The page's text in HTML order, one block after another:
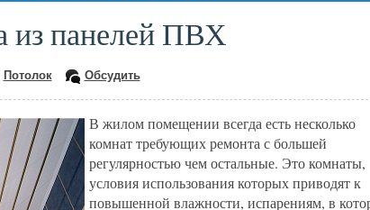
из панелей ПВХ
Потолок Обсудить
В жилом помещении всегда есть несколько
комнат требующих ремонта с большей
регулярностью чем остальные. Это комнаты,
условия использования которых приводят к
повышенной влажности, испарениям, в